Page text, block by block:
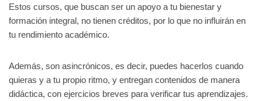
Estos cursos, que buscan ser un apoyo a tu bienestar y
formación integral, no tienen créditos, por lo que no influirán en
tu rendimiento académico.
Además, son asincrónicos, es decir, puedes hacerlos cuando
quieras y a tu propio ritmo, y entregan contenidos de manera
didáctica, con ejercicios breves para verificar tus aprendizajes.